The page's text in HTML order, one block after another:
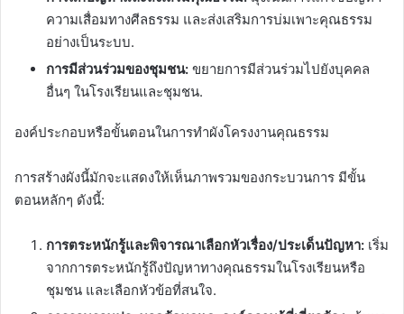
ความเสื่อมทางศีลธรรม และส่งเสริมการบ่มเพาะคุณธรรม
อย่างเป็นระบบ.
การมีส่วนร่วมของชุมชน: ขยายการมีส่วนร่วมไปยังบุคคล
อื่นๆ ในโรงเรียนและชุมชน.
องค์ประกอบหรือขั้นตอนในการทำผังโครงงานคุณธรรม
การสร้างผังนี้มักจะแสดงให้เห็นภาพรวมของกระบวนการ มีขั้น
ตอนหลักๆ ดังนี้:
การตระหนักรู้และพิจารณาเลือกหัวเรื่อง/ประเด็นปัญหา: เริ่ม
จากการตระหนักรู้ถึงปัญหาทางคุณธรรมในโรงเรียนหรือ
ชุมชน และเลือกหัวข้อที่สนใจ.